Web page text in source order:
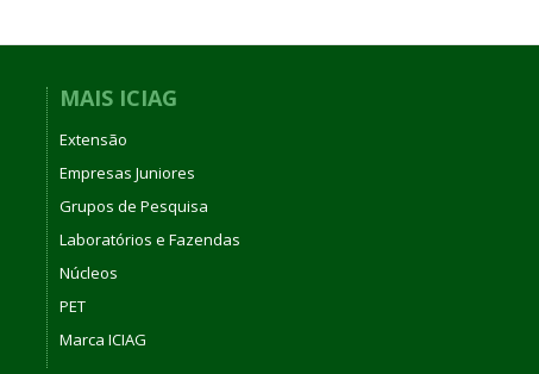
MAIS ICIAG
Extensão
Empresas Juniores
Grupos de Pesquisa
Laboratórios e Fazendas
Núcleos
PET
Marca ICIAG